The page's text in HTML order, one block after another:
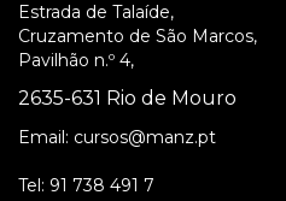
Estrada de Talaíde,
Cruzamento de São Marcos,
Pavilhão n.º 4,
2635-631 Rio de Mouro
Email: cursos@manz.pt
Tel: 91 738 491 7